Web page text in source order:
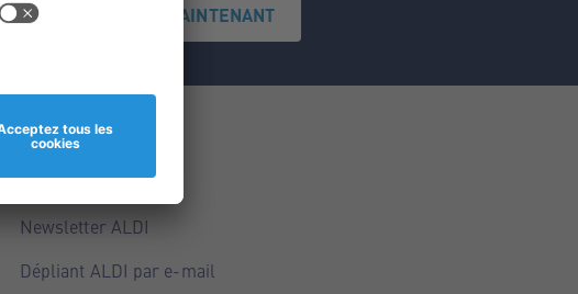
S'INSCRIRE MAINTENANT
Service
Points ALDI
Newsletter ALDI
Dépliant ALDI par e-mail